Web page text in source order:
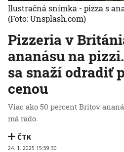
Pizzeria v
ananásu na
sa snaží odradiť
cenou
Viac ako 50 percent Britov
má rado.
ČTK
24. 1. 2025 15:59:30
Ilustračná snímka - pizza s
(Foto: Unsplash.com)